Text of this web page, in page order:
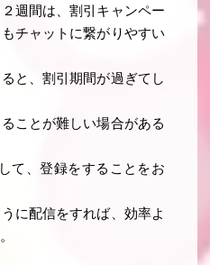
週間は、割引キャンペー
チャットに繋がりやすい
と、割引期間が過ぎてし
ことが難しい場合がある
て、登録をすることをお
に配信をすれば、効率よ